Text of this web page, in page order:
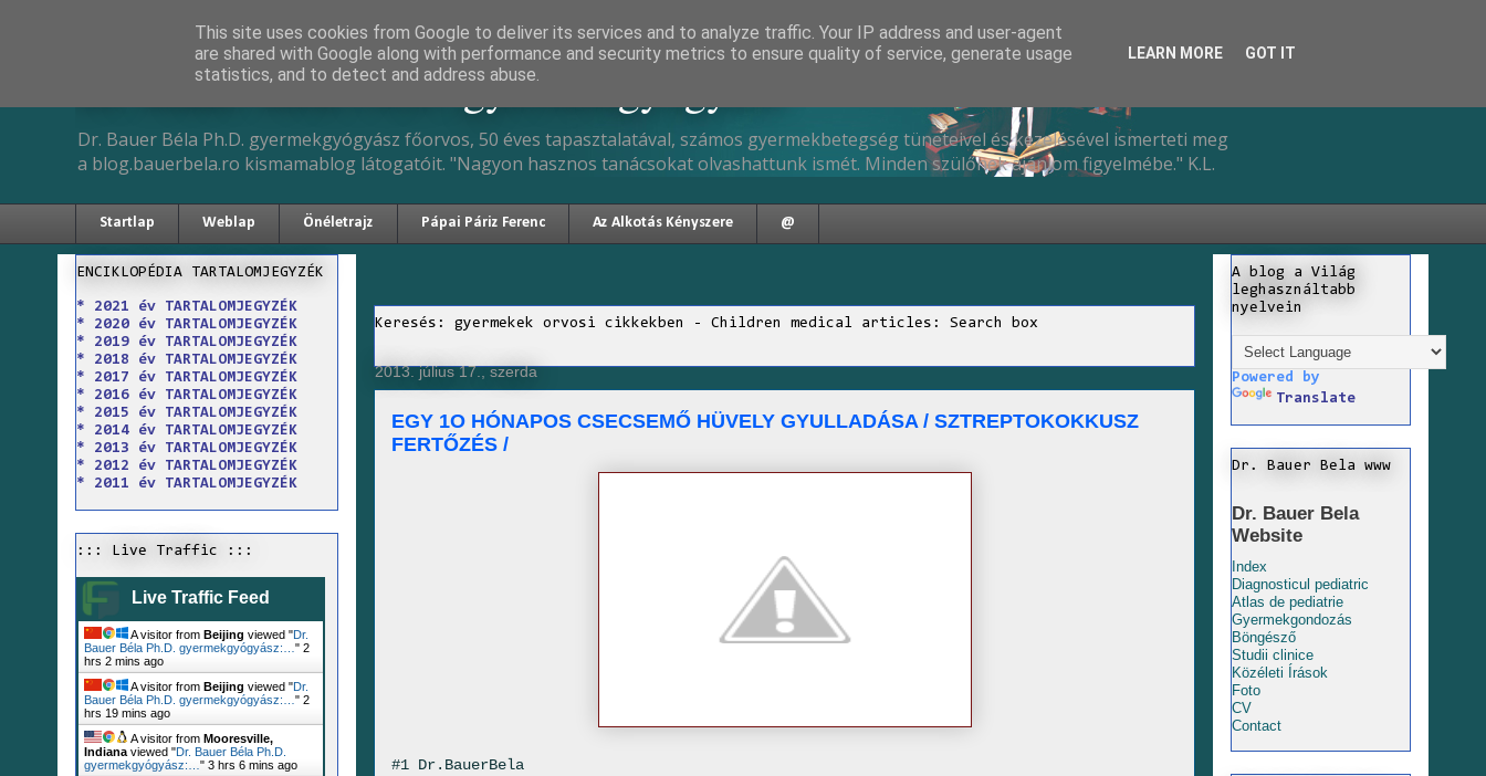
Dr. Bauer Béla Ph.D. gyermekgyógyász
Dr. Bauer Béla Ph.D. gyermekgyógyász főorvos, 50 éves tapasztalatával, számos gyermekbetegség tüneteivel és kezelésével ismerteti meg
a blog.bauerbela.ro kismamablog látogatóit. "Nagyon hasznos tanácsokat olvashattunk ismét. Minden szülőnek ajánlom figyelmébe." K.L.
Startlap Weblap Önéletrajz Pápai Páriz Ferenc Az Alkotás Kényszere @
Keresés: gyermekek orvosi cikkekben - Children medical articles: Search box
2013. július 17., szerda
EGY 1O HÓNAPOS CSECSEMŐ HÜVELY GYULLADÁSA / SZTREPTOKOKKUSZ
FERTŐZÉS /
#1 Dr.BauerBela
ENCIKLOPÉDIA TARTALOMJEGYZÉK
* 2021 év TARTALOMJEGYZÉK
* 2020 év TARTALOMJEGYZÉK
* 2019 év TARTALOMJEGYZÉK
* 2018 év TARTALOMJEGYZÉK
* 2017 év TARTALOMJEGYZÉK
* 2016 év TARTALOMJEGYZÉK
* 2015 év TARTALOMJEGYZÉK
* 2014 év TARTALOMJEGYZÉK
* 2013 év TARTALOMJEGYZÉK
* 2012 év TARTALOMJEGYZÉK
* 2011 év TARTALOMJEGYZÉK
::: Live Traffic :::
Live Traffic Feed
A visitor from Beijing viewed "Dr.
Bauer Béla Ph.D. gyermekgyógyász:… " 2
hrs 2 mins ago
A visitor from Beijing viewed "Dr.
Bauer Béla Ph.D. gyermekgyógyász:… " 2
hrs 19 mins ago
A visitor from Mooresville,
Indiana viewed "Dr. Bauer Béla Ph.D.
gyermekgyógyász:… " 3 hrs 6 mins ago
A blog a Világ
leghasználtabb
nyelvein
Powered by
Translate
Dr. Bauer Bela www
Dr. Bauer Bela
Website
Index
Diagnosticul pediatric
Atlas de pediatrie
Gyermekgondozás
Böngésző
Studii clinice
Közéleti Írások
Foto
CV
Contact
This site uses cookies from Google to deliver its services and to analyze traffic. Your IP address and user-agent
are shared with Google along with performance and security metrics to ensure quality of service, generate usage
statistics, and to detect and address abuse.
LEARN MORE GOT IT